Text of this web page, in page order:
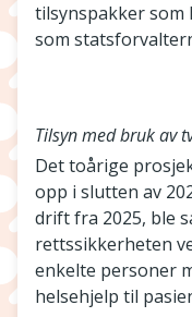
tilsynspakker som
som
Tilsyn med bruk av
Det toårige
opp i slutten av
drift fra 2025, ble
rettssikkerheten
enkelte personer
helsehjelp til